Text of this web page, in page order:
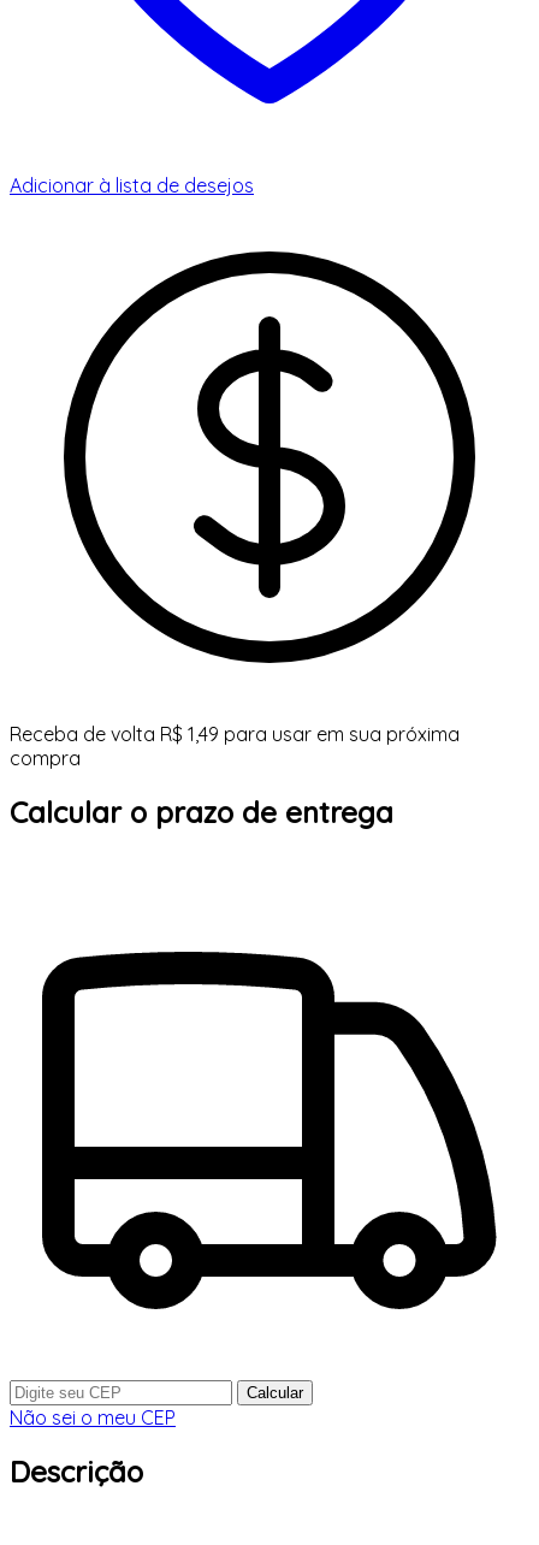
Adicionar à lista de desejos
Receba de volta R$ 1,49 para usar em sua próxima
compra
Calcular o prazo de entrega
Calcular
Não sei o meu CEP
Descrição